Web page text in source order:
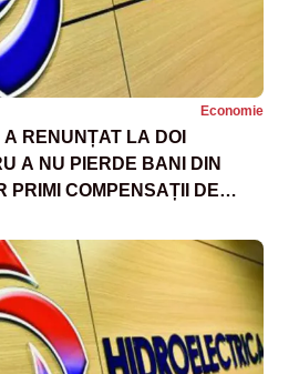
Economie
RENUNȚAT LA DOI
A NU PIERDE BANI DIN
PRIMI COMPENSAȚII DE